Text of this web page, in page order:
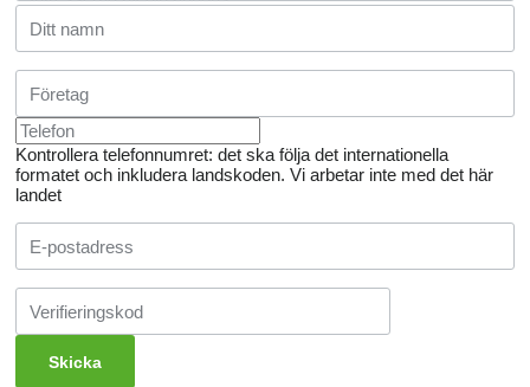
Kontrollera telefonnumret: det ska följa det internationella
formatet och inkludera landskoden. Vi arbetar inte med det här
landet